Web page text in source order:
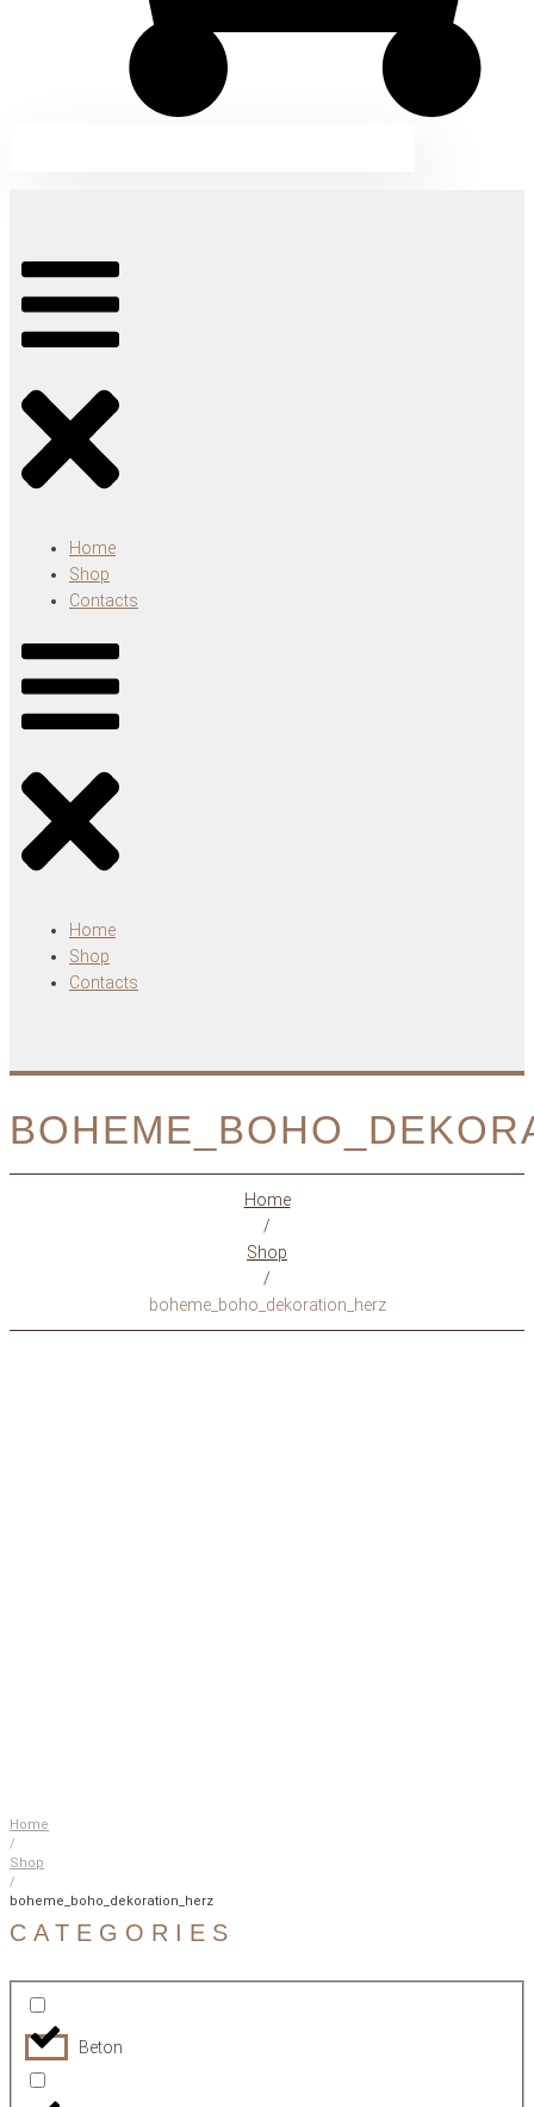
Home
Shop
Contacts
Home
Shop
Contacts
Home
/
Shop
/
boheme_boho_dekoration_herz
Home
/
Shop
/
boheme_boho_dekoration_herz
CATEGORIES
Beton